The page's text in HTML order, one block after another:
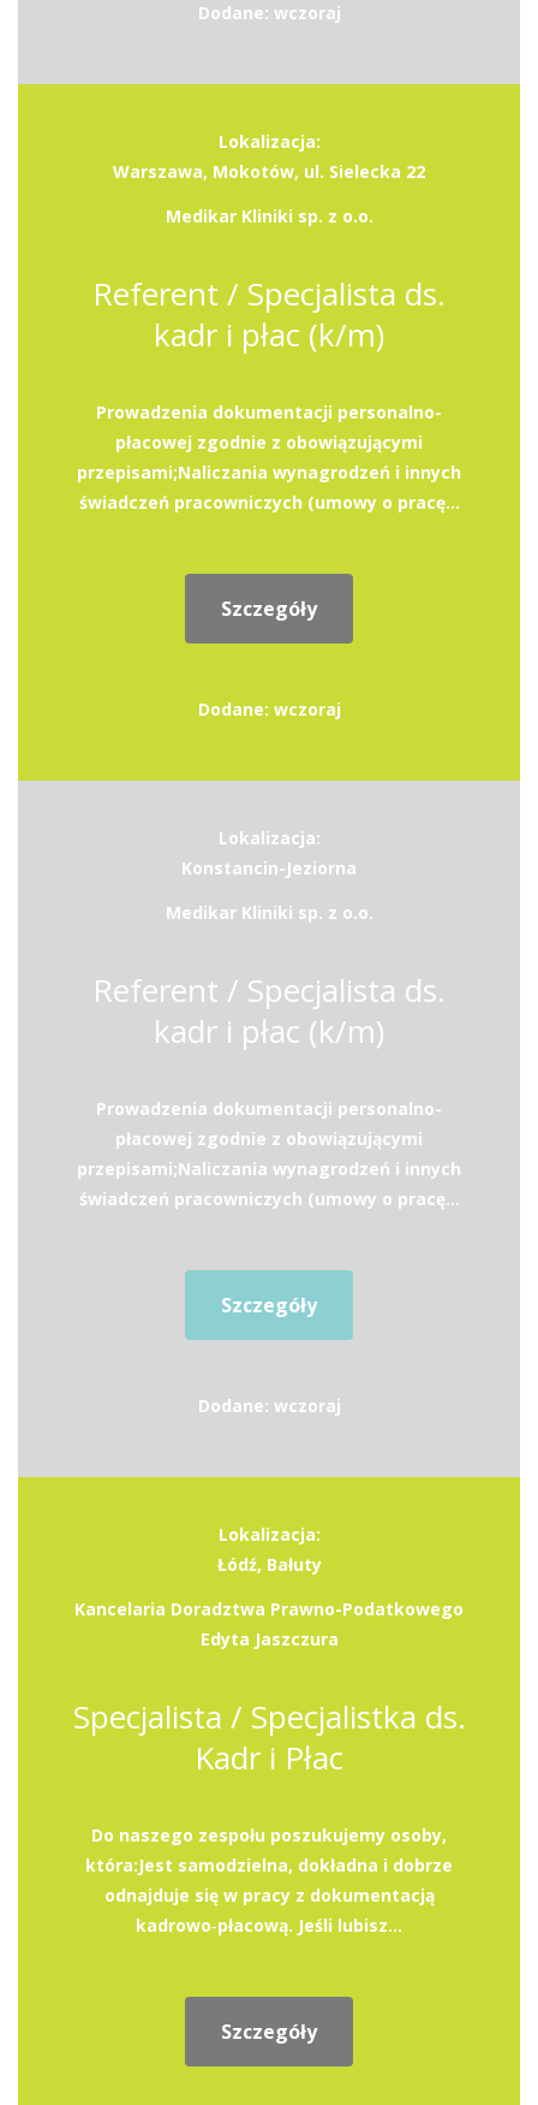
Dodane: wczoraj
Lokalizacja:
Warszawa, Mokotów, ul. Sielecka 22
Medikar Kliniki sp. z o.o.
Referent / Specjalista ds.
kadr i płac (k/m)
Prowadzenia dokumentacji personalno-
płacowej zgodnie z obowiązującymi
przepisami;Naliczania wynagrodzeń i innych
świadczeń pracowniczych (umowy o pracę...
Szczegóły
Dodane: wczoraj
Lokalizacja:
Konstancin-Jeziorna
Medikar Kliniki sp. z o.o.
Referent / Specjalista ds.
kadr i płac (k/m)
Prowadzenia dokumentacji personalno-
płacowej zgodnie z obowiązującymi
przepisami;Naliczania wynagrodzeń i innych
świadczeń pracowniczych (umowy o pracę...
Szczegóły
Dodane: wczoraj
Lokalizacja:
Łódź, Bałuty
Kancelaria Doradztwa Prawno-Podatkowego
Edyta Jaszczura
Specjalista / Specjalistka ds.
Kadr i Płac
Do naszego zespołu poszukujemy osoby,
która:Jest samodzielna, dokładna i dobrze
odnajduje się w pracy z dokumentacją
kadrowo‑płacową. Jeśli lubisz...
Szczegóły